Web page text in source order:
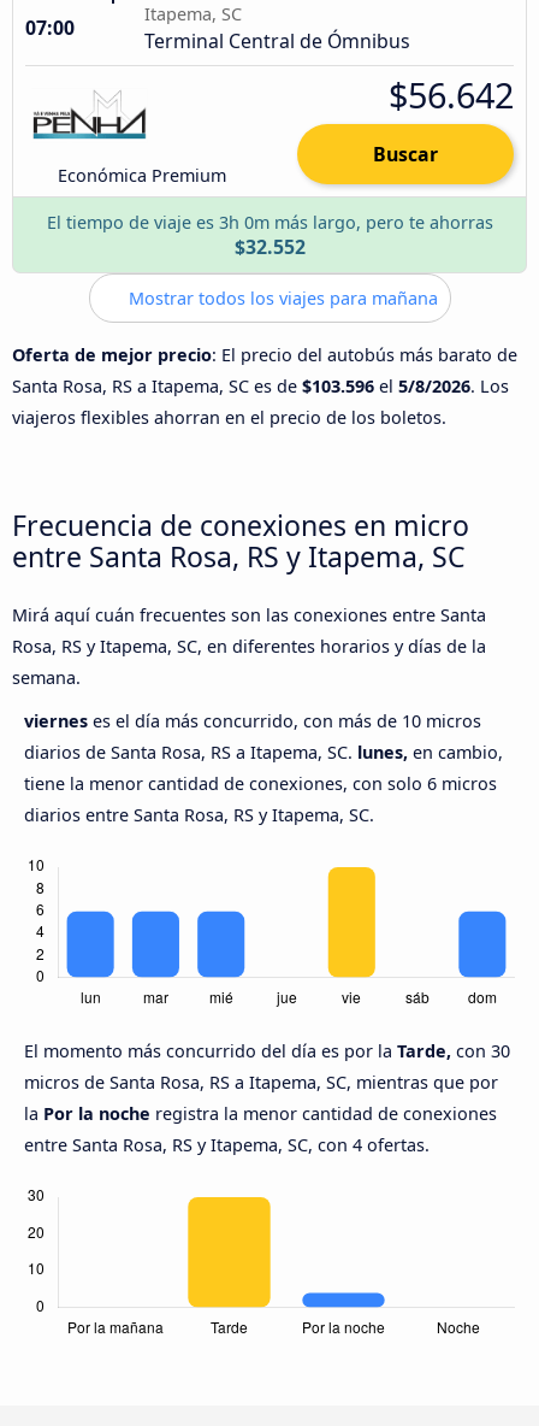
07:00
Itapema, SC
Terminal Central de Ómnibus
Económica Premium
$56.642
Buscar
El tiempo de viaje es 3h 0m más largo, pero te ahorras
$32.552
Mostrar todos los viajes para mañana
Oferta de mejor precio: El precio del autobús más barato de
Santa Rosa, RS a Itapema, SC es de $103.596 el 5/8/2026. Los
viajeros flexibles ahorran en el precio de los boletos.
Frecuencia de conexiones en micro
entre Santa Rosa, RS y Itapema, SC
Mirá aquí cuán frecuentes son las conexiones entre Santa
Rosa, RS y Itapema, SC, en diferentes horarios y días de la
semana.
viernes es el día más concurrido, con más de 10 micros
diarios de Santa Rosa, RS a Itapema, SC. lunes, en cambio,
tiene la menor cantidad de conexiones, con solo 6 micros
diarios entre Santa Rosa, RS y Itapema, SC.
El momento más concurrido del día es por la Tarde, con 30
micros de Santa Rosa, RS a Itapema, SC, mientras que por
la Por la noche registra la menor cantidad de conexiones
entre Santa Rosa, RS y Itapema, SC, con 4 ofertas.